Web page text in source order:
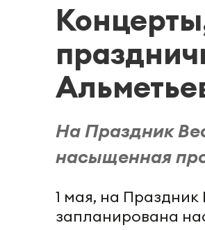
На Праздник
насыщенная
1 мая, на
запланирована